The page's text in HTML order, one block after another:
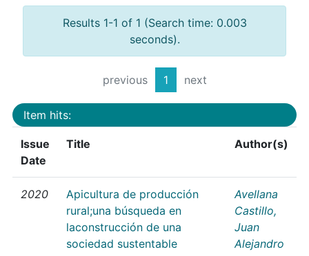
Results 1-1 of 1 (Search time: 0.003
seconds).
previous 1 next
Item hits:
Issue
Date
Title Author(s)
2020
Apicultura de producción
rural;una búsqueda en
laconstrucción de una
sociedad sustentable
Avellana
Castillo,
Juan
Alejandro